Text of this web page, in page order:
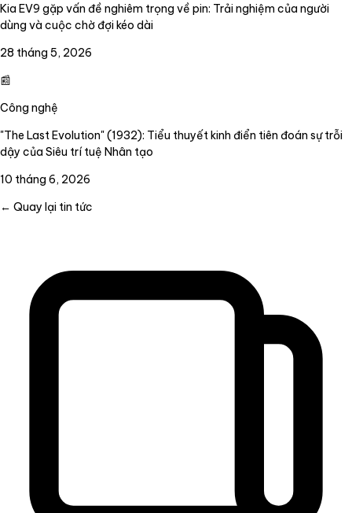
Kia EV9 gặp vấn đề nghiêm trọng về pin: Trải nghiệm của người
dùng và cuộc chờ đợi kéo dài
28 tháng 5, 2026
📰
Công nghệ
"The Last Evolution" (1932): Tiểu thuyết kinh điển tiên đoán sự trỗi
dậy của Siêu trí tuệ Nhân tạo
10 tháng 6, 2026
← Quay lại tin tức